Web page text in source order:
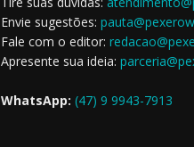
Envie sugestões:
Fale com o editor:
Apresente sua ideia:
WhatsApp: (47) 9 9943-7913